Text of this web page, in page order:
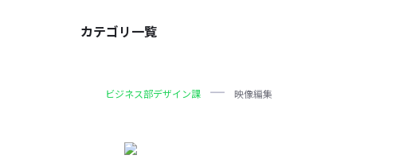
カテゴリ一覧
ビジネス部デザイン課 映像編集